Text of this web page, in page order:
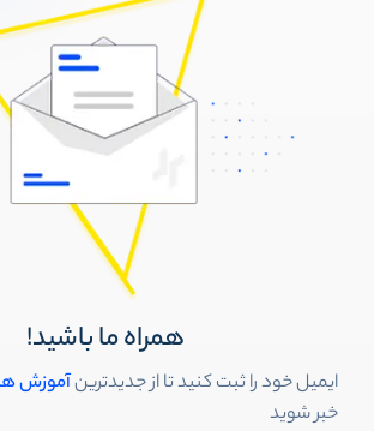
همراه ما باشید!
ایمیل خود را ثبت کنید تا از جدیدترینآموزش
خبر شوید